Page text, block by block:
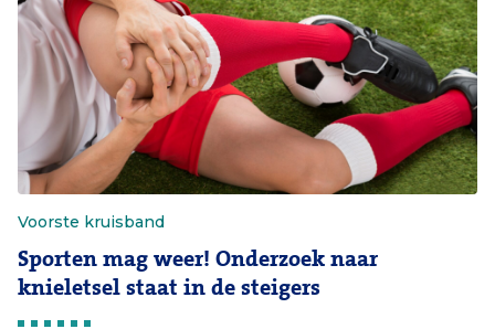
Voorste kruisband
Sporten mag weer! Onderzoek naar
knieletsel staat in de steigers